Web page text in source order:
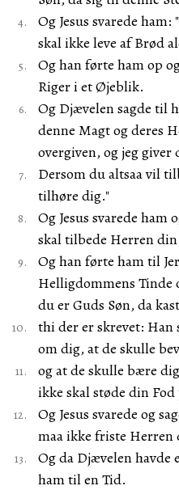
Og Jesus svarede
skal ikke leve af Brød
Og han førte ham op
Riger i et Øjeblik.
Og Djævelen sagde til
denne Magt og deres
overgiven, og jeg
Dersom du altsaa vil
tilhøre dig."
Og Jesus svarede ham
skal tilbede Herren din
Og han førte ham til
Helligdommens Tinde
du er Guds Søn, da
thi der er skrevet: Han
om dig, at de skulle
og at de skulle bære
ikke skal støde din Fod
Og Jesus svarede og
maa ikke friste Herren
Og da Djævelen havde
ham til en Tid.